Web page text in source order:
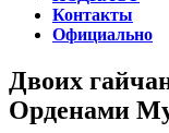
Контакты
Официально
Двоих
Орденами